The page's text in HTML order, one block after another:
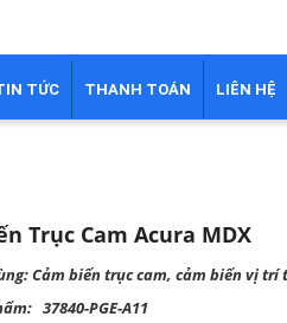
TỨC THANH TOÁN LIÊN HỆ
Trục Cam Acura MDX
Cảm biến trục cam, cảm biến vị trí
37840-PGE-A11